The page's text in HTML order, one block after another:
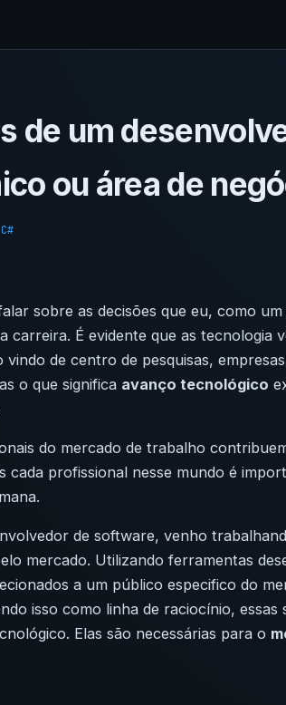
de um
ou área de
C#
sobre as decisões que eu, como
carreira. É evidente que as tecnologia
vindo de centro de pesquisas,
o que significa avanço tecnológico
do mercado de trabalho
cada profissional nesse mundo é
de software, venho
mercado. Utilizando ferramentas
a um público especifico do
isso como linha de raciocínio,
Elas são necessárias para o